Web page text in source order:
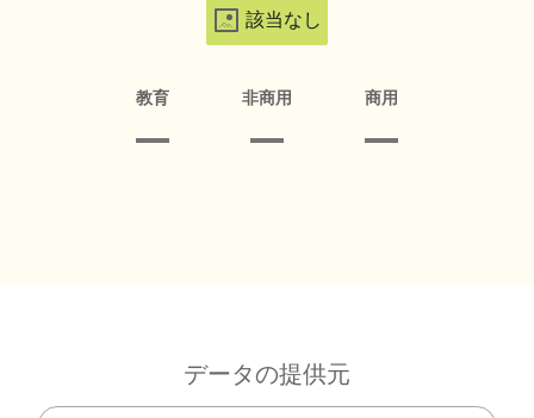
該当なし
教育 非商用 商用
データの提供元